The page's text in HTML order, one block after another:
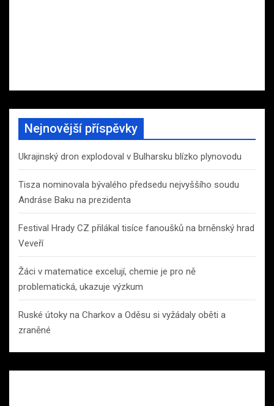
Nejnovější příspěvky
Ukrajinský dron explodoval v Bulharsku blízko plynovodu
Tisza nominovala bývalého předsedu nejvyššího soudu
Andráse Baku na prezidenta
Festival Hrady CZ přilákal tisíce fanoušků na brněnský hrad
Veveří
Žáci v matematice excelují, chemie je pro ně
problematická, ukazuje výzkum
Ruské útoky na Charkov a Oděsu si vyžádaly oběti a
zraněné